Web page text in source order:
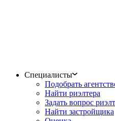
Специалисты
Подобрать
Найти риэлтера
Задать вопрос
Найти застройщика